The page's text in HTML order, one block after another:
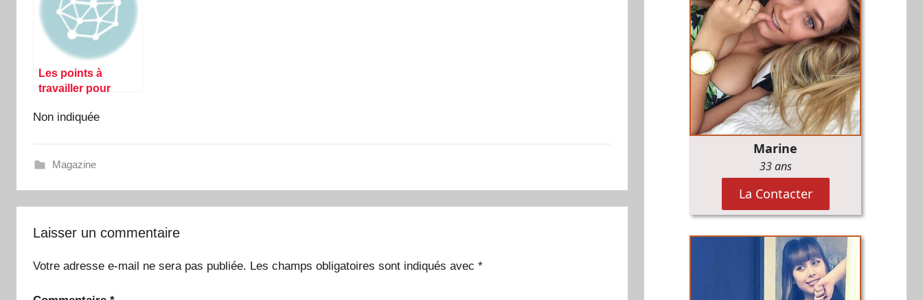
Les points à
travailler pour
yeux des femmes.
Non indiquée
Magazine
Laisser un commentaire
Votre adresse e-mail ne sera pas publiée. Les champs obligatoires sont indiqués avec *